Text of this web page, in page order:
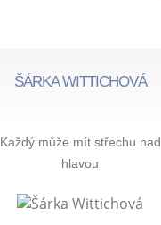
ŠÁRKA WITTICHOVÁ
Každý může mít střechu nad
hlavou